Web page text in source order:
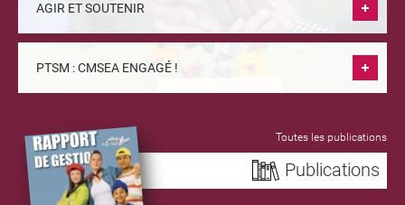
AGIR ET SOUTENIR
PTSM : CMSEA ENGAGÉ !
Toutes les publications
Publications